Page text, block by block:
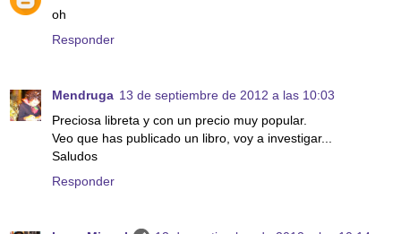
oh
Responder
Mendruga 13 de septiembre de 2012 a las 10:03
Preciosa libreta y con un precio muy popular.
Veo que has publicado un libro, voy a investigar...
Saludos
Responder